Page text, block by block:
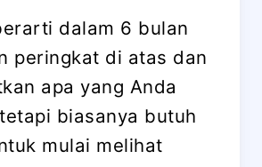
dalam 6 bulan
peringkat di atas dan
apa yang Anda
biasanya butuh
mulai melihat